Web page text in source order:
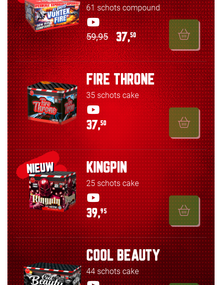
61 schots compound
59,95 37,50
FIRE THRONE
35 schots cake
37,50
NIEUW KINGPIN
25 schots cake
39,95
COOL BEAUTY
44 schots cake